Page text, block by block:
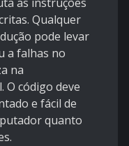
Qualquer
pode levar
a falhas no
na
O código deve
e fácil de
quanto